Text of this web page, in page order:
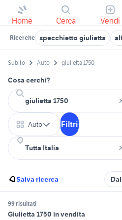
Home Cerca Vendi
Ricerche specchietto giulietta
Subito Auto giulietta 1750
Cosa cerchi?
Auto Filtri
Salva ricerca
99 risultati
Giulietta 1750 in vendita